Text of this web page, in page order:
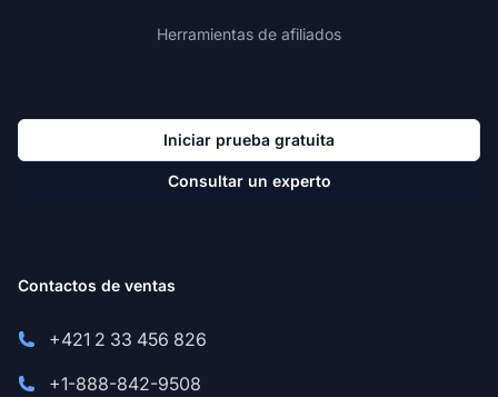
Herramientas de afiliados
Iniciar prueba gratuita
Consultar un experto
Contactos de ventas
+421 2 33 456 826
+1-888-842-9508